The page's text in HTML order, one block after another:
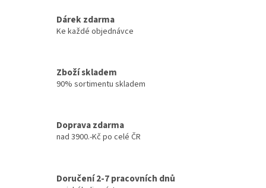
Dárek zdarma
Ke každé objednávce
Zboží skladem
90% sortimentu skladem
Doprava zdarma
nad 3900.-Kč po celé ČR
Doručení 2-7 pracovních dnů